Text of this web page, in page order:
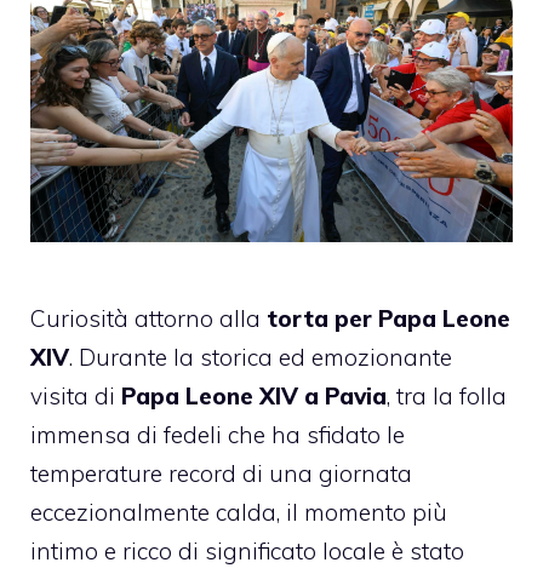
Curiosità attorno alla torta per Papa Leone
XIV. Durante la storica ed emozionante
visita di Papa Leone XIV a Pavia, tra la folla
immensa di fedeli che ha sfidato le
temperature record di una giornata
eccezionalmente calda, il momento più
intimo e ricco di significato locale è stato